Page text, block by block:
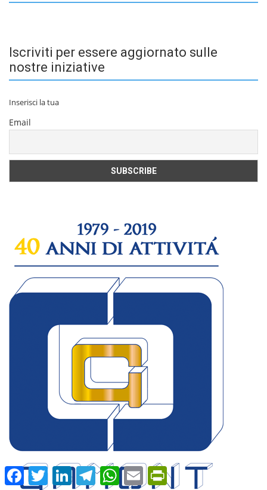
FacebookTwitterLinkedInTelegramWhatsAppEmail PrintFriendly
Iscriviti per essere aggiornato sulle
nostre iniziative
Inserisci la tua
Email